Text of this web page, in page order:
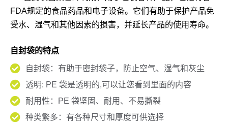
FDA规定的食品药品和电子设备。它们有助于保护产品免
受水、湿气和其他因素的损害，并延长产品的使用寿命。
自封袋的特点
自封袋：有助于密封袋子，防止空气、湿气和灰尘
透明: PE 袋是透明的,可以让您看到里面的内容
耐用性：PE 袋坚固、耐用、不易撕裂
种类繁多：有各种尺寸和厚度可供选择